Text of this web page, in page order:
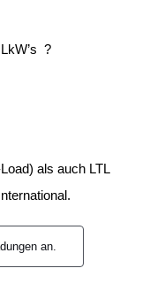
?
als auch LTL
an.